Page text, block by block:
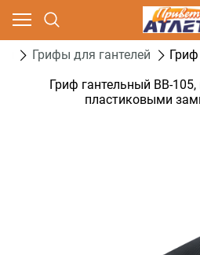
Грифы для гантелей
Гриф гантельный BB-
пластиковыми
Ваш город - Москва,
угадали?
ДА НЕТ